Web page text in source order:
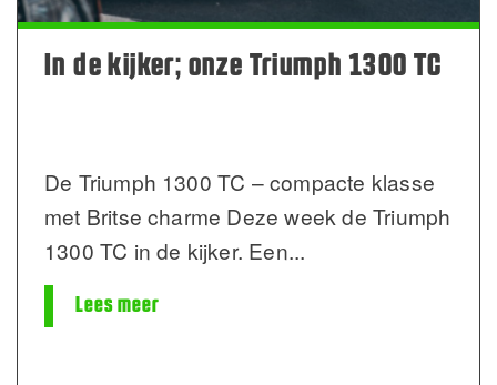
In de kijker; onze Triumph 1300 TC
De Triumph 1300 TC – compacte klasse
met Britse charme Deze week de Triumph
1300 TC in de kijker. Een...
Lees meer